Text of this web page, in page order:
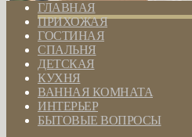
ГЛАВНАЯ
ПРИХОЖАЯ
ГОСТИНАЯ
СПАЛЬНЯ
ДЕТСКАЯ
КУХНЯ
ВАННАЯ КОМНАТА
ИНТЕРЬЕР
БЫТОВЫЕ ВОПРОСЫ